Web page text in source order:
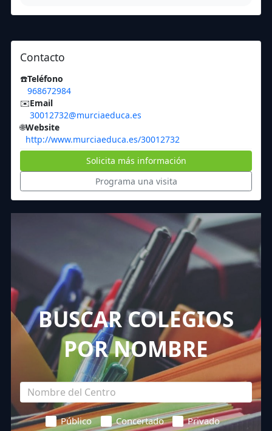
Contacto
☎️Teléfono
968672984
✉️Email
30012732@murciaeduca.es
🌐Website
http://www.murciaeduca.es/30012732
Solicita más información
Programa una visita
BUSCAR COLEGIOS
POR NOMBRE
Público Concertado
Privado